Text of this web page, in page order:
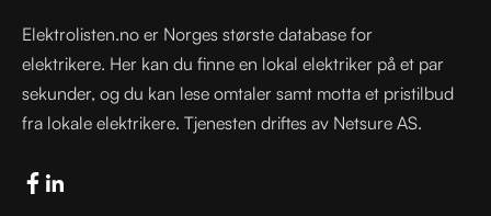
Elektrolisten.no er Norges største database for
elektrikere. Her kan du finne en lokal elektriker på et par
sekunder, og du kan lese omtaler samt motta et pristilbud
fra lokale elektrikere. Tjenesten driftes av Netsure AS.